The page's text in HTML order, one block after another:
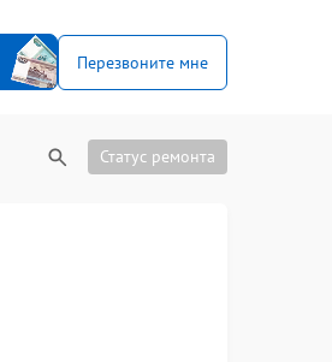
Перезвоните мне
Статус ремонта